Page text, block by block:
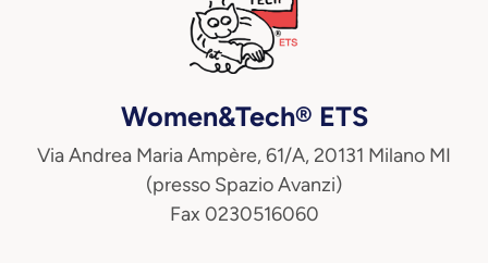
Women&Tech® ETS
Via Andrea Maria Ampère, 61/A, 20131 Milano MI
(presso Spazio Avanzi)
Fax 0230516060